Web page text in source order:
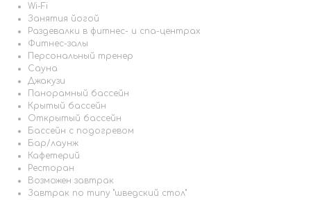
Wi-Fi
Занятия йогой
Раздевалки в фитнес- и спа-центрах
Фитнес-залы
Персональный тренер
Сауна
Джакузи
Панорамный бассейн
Крытый бассейн
Открытый бассейн
Бассейн с подогревом
Бар/лаунж
Кафетерий
Ресторан
Возможен завтрак
Завтрак по типу "шведский стол"